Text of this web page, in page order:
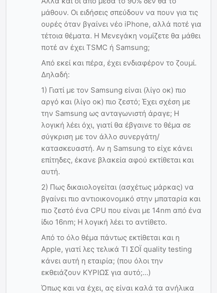
μάθουν. Οι ειδήσεις σπεύδουν να πουν για τις
ουρές όταν βγαίνει νέο iPhone, αλλά ποτέ για
τέτοια θέματα. Η Μενεγάκη νομίζετε θα μάθει
ποτέ αν έχει TSMC ή Samsung;
Από εκεί και πέρα, έχει ενδιαφέρον το ζουμί.
Δηλαδή:
1) Γιατί με τον Samsung είναι (λίγο οκ) πιο
αργό και (λίγο οκ) πιο ζεστό; Έχει σχέση με
την Samsung ως ανταγωνιστή άραγε; Η
λογική λέει όχι, γιατί θα έβγαινε το θέμα σε
σύγκριση με τον άλλο συνεργάτη/
κατασκευαστή. Αν η Samsung το είχε κάνει
επίτηδες, έκανε βλακεία αφού εκτίθεται και
αυτή.
2) Πως δικαιολογείται (ασχέτως μάρκας) να
βγαίνει πιο αντιοικονομικό στην μπαταρία και
πιο ζεστό ένα CPU που είναι με 14nm από ένα
ίδιο 16nm; Η λογική λέει το αντίθετο.
Από το όλο θέμα πάντως εκτίθεται και η
Apple, γιατί λες τελικά ΤΙ ΣΟΪ quality testing
κάνει αυτή η εταιρία; (που όλοι την
εκθειάζουν ΚΥΡΙΩΣ για αυτό;…)
Όπως και να έχει, ας είναι καλά τα ανήλικα